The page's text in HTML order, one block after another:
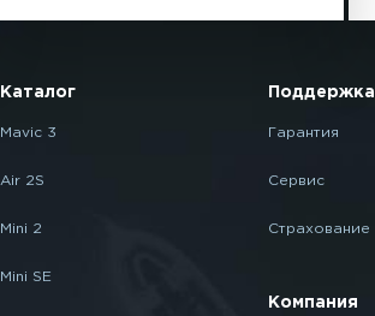
Каталог
Mavic 3
Air 2S
Mini 2
Mini SE
Поддержка
Гарантия
Сервис
Страхование
Компания